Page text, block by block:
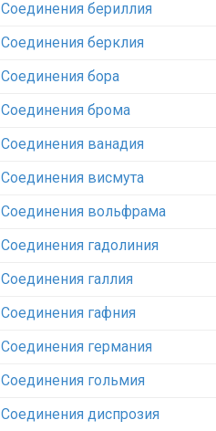
Соединения бериллия‎
Соединения берклия
Соединения бора‎
Соединения брома‎
Соединения ванадия‎
Соединения висмута
Соединения вольфрама‎
Соединения гадолиния‎
Соединения галлия‎
Соединения гафния‎
Соединения германия‎
Соединения гольмия‎
Соединения диспрозия‎ ‎